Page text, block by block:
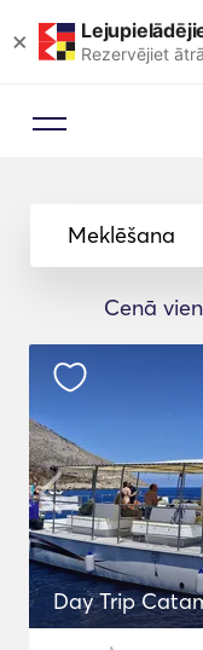
× Rezervējiet
Meklēšana
Cenā
Day Trip